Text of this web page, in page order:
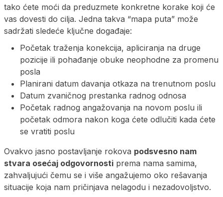
tako ćete moći da preduzmete konkretne korake koji će
vas dovesti do cilja. Jedna takva “mapa puta” može
sadržati sledeće ključne događaje:
Početak traženja konekcija, apliciranja na druge
pozicije ili pohađanje obuke neophodne za promenu
posla
Planirani datum davanja otkaza na trenutnom poslu
Datum zvaničnog prestanka radnog odnosa
Početak radnog angažovanja na novom poslu ili
početak odmora nakon koga ćete odlučiti kada ćete
se vratiti poslu
Ovakvo jasno postavljanje rokova podsvesno nam
stvara osećaj odgovornosti prema nama samima,
zahvaljujući čemu se i više angažujemo oko rešavanja
situacije koja nam pričinjava nelagodu i nezadovoljstvo.